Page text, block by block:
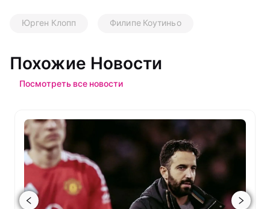
Юрген Клопп Филипе Коутиньо
Похожие Новости
Посмотреть все новости